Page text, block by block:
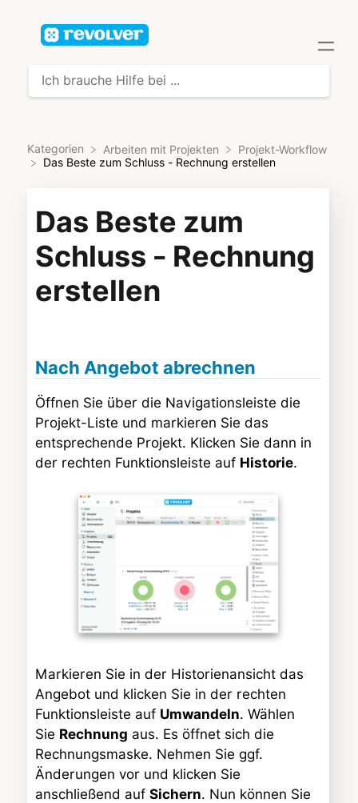
Kategorien ​Arbeiten mit Projekten
​Projekt-Workflow
Das Beste zum Schluss - Rechnung erstellen
Das Beste zum
Schluss - Rechnung
erstellen
Nach Angebot abrechnen
Öffnen Sie über die Navigationsleiste die
Projekt-Liste und markieren Sie das
entsprechende Projekt. Klicken Sie dann in
der rechten Funktionsleiste auf Historie.
Markieren Sie in der Historienansicht das
Angebot und klicken Sie in der rechten
Funktionsleiste auf Umwandeln. Wählen
Sie Rechnung aus. Es öffnet sich die
Rechnungsmaske. Nehmen Sie ggf.
Änderungen vor und klicken Sie
anschließend auf Sichern. Nun können Sie